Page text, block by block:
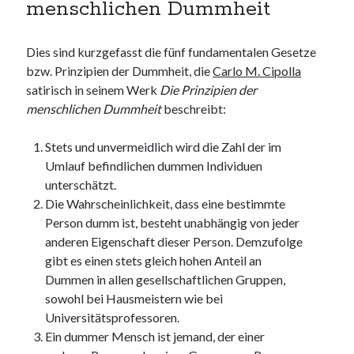
menschlichen Dummheit
Dies sind kurzgefasst die fünf fundamentalen Gesetze
bzw. Prinzipien der Dummheit, dieCarlo M. Cipolla
satirisch in seinem Werk Die Prinzipien der
menschlichen Dummheitbeschreibt:
Stets und unvermeidlich wird die Zahl der im
Umlauf befindlichen dummen Individuen
unterschätzt.
Die Wahrscheinlichkeit, dass eine bestimmte
Person dumm ist, besteht unabhängig von jeder
anderen Eigenschaft dieser Person. Demzufolge
gibt es einen stets gleich hohen Anteil an
Dummen in allen gesellschaftlichen Gruppen,
sowohl bei Hausmeistern wie bei
Universitätsprofessoren.
Ein dummer Mensch ist jemand, der einer